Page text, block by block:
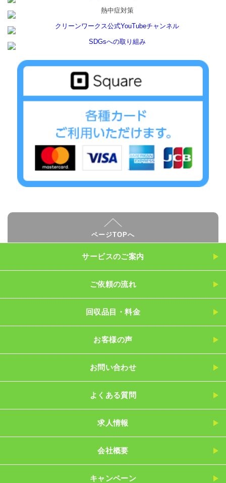
ページTOPへ
サービスのご案内
ご依頼の流れ
回収品目・料金
お客様の声
お問い合わせ
よくある質問
求人情報
会社概要
キャンペーン